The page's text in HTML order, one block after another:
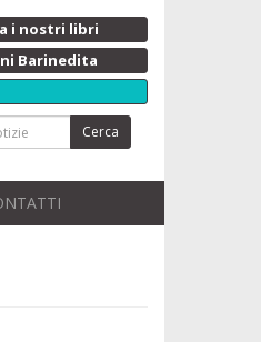
i nostri libri
Barinedita
Cerca